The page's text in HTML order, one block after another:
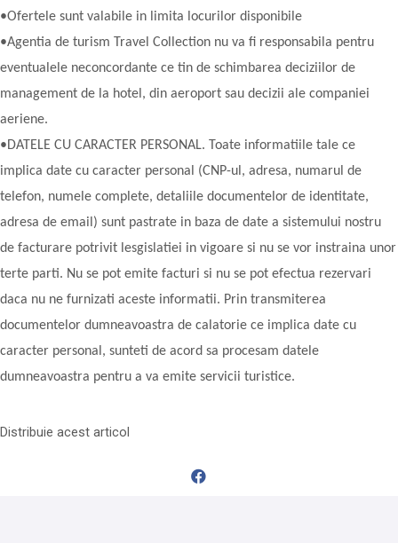
•Ofertele sunt valabile in limita locurilor disponibile
•Agentia de turism Travel Collection nu va fi responsabila pentru
eventualele neconcordante ce tin de schimbarea deciziilor de
management de la hotel, din aeroport sau decizii ale companiei
aeriene.
•DATELE CU CARACTER PERSONAL. Toate informatiile tale ce
implica date cu caracter personal (CNP-ul, adresa, numarul de
telefon, numele complete, detaliile documentelor de identitate,
adresa de email) sunt pastrate in baza de date a sistemului nostru
de facturare potrivit lesgislatiei in vigoare si nu se vor instraina unor
terte parti. Nu se pot emite facturi si nu se pot efectua rezervari
daca nu ne furnizati aceste informatii. Prin transmiterea
documentelor dumneavoastra de calatorie ce implica date cu
caracter personal, sunteti de acord sa procesam datele
dumneavoastra pentru a va emite servicii turistice.
Distribuie acest articol